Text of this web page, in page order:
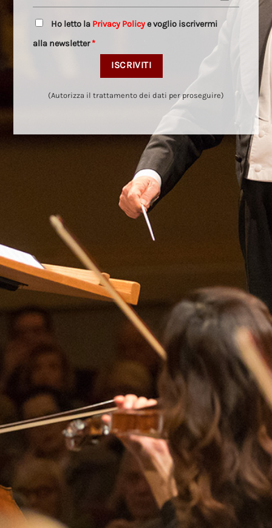
Ho letto la Privacy Policye voglio iscrivermi
alla newsletter*
(Autorizza il trattamento dei dati per proseguire)